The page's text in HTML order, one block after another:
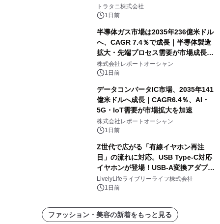
説
トラタニ株式会社
1日前
半導体ガス市場は2035年236億米ドル
へ、CAGR 7.4％で成長｜半導体製造
拡大・先端プロセス需要が市場成長を
加速
株式会社レポートオーシャン
1日前
データコンバータIC市場、2035年141
億米ドルへ成長｜CAGR6.4％、AI・
5G・IoT需要が市場拡大を加速
株式会社レポートオーシャン
1日前
Z世代で広がる「有線イヤホン再注
目」の流れに対応。USB Type-C対応
イヤホンが登場！USB-A変換アダプタ
ー付きでスマホからパソコンまで幅広
く活用可能
LivelyLifeライブリーライフ株式会社
1日前
ファッション・美容の新着をもっと見る